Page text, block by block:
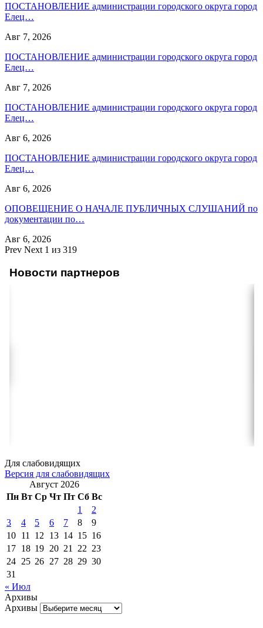
ПОСТАНОВЛЕНИЕ администрации городского округа город
Елец…
Авг 7, 2026
ПОСТАНОВЛЕНИЕ администрации городского округа город
Елец…
Авг 7, 2026
ПОСТАНОВЛЕНИЕ администрации городского округа город
Елец…
Авг 6, 2026
ПОСТАНОВЛЕНИЕ администрации городского округа город
Елец…
Авг 6, 2026
ОПОВЕЩЕНИЕ О НАЧАЛЕ ПУБЛИЧНЫХ СЛУШАНИЙ по
документации по…
Авг 6, 2026
Prev Next 1 из 319
Новости партнеров
Для слабовидящих
Версия для слабовидящих
Август 2026
Пн Вт Ср Чт Пт Сб Вс
1
2
3
4 5 6 7 8
9
10 11 12 13 14 15 16
17 18 19 20 21 22 23
24 25 26 27 28 29 30
31
« Июл
Архивы
Архивы